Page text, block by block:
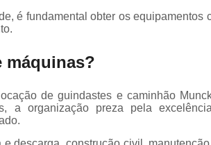
Remoção de
Remoção de Máquinas
Transporte de
é fundamental obter os equipamentos
máquinas?
de guindastes e caminhão
a organização preza pela